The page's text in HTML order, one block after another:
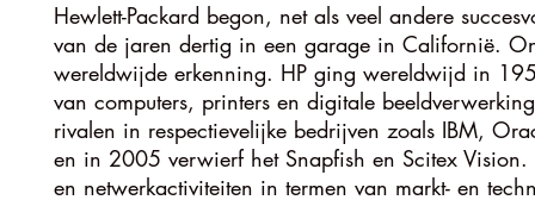
Hewlett-Packard begon, net als veel andere
van de jaren dertig in een garage in Californië.
wereldwijde erkenning. HP ging wereldwijd in
van computers, printers en digitale
rivalen in respectievelijke bedrijven zoals IBM,
en in 2005 verwierf het Snapfish en Scitex
en netwerkactiviteiten in termen van markt- en